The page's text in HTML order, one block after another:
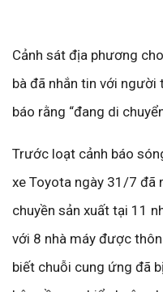
Cảnh sát địa phương
bà đã nhắn tin với người
báo rằng “đang di
Trước loạt cảnh báo
xe Toyota ngày 31/7 đã
chuyền sản xuất tại 11
với 8 nhà máy được
biết chuỗi cung ứng đã